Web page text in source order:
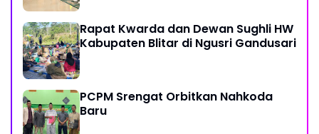
Rapat Kwarda dan Dewan Sughli HW
Kabupaten Blitar di Ngusri Gandusari
PCPM Srengat Orbitkan Nahkoda
Baru